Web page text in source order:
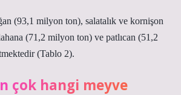
(93,1 milyon ton), salatalık ve kornişon
(71,2 milyon ton) ve patlıcan (51,2
(Tablo 2).
çok hangi meyve